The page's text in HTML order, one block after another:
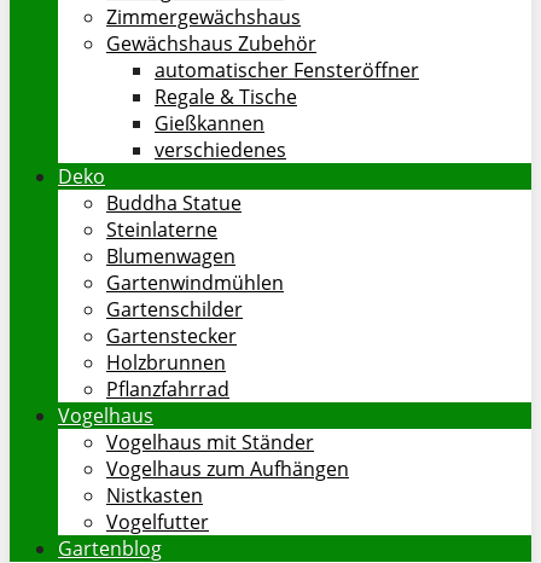
Zimmergewächshaus
Gewächshaus Zubehör
automatischer Fensteröffner
Regale & Tische
Gießkannen
verschiedenes
Deko
Buddha Statue
Steinlaterne
Blumenwagen
Gartenwindmühlen
Gartenschilder
Gartenstecker
Holzbrunnen
Pflanzfahrrad
Vogelhaus
Vogelhaus mit Ständer
Vogelhaus zum Aufhängen
Nistkasten
Vogelfutter
Gartenblog